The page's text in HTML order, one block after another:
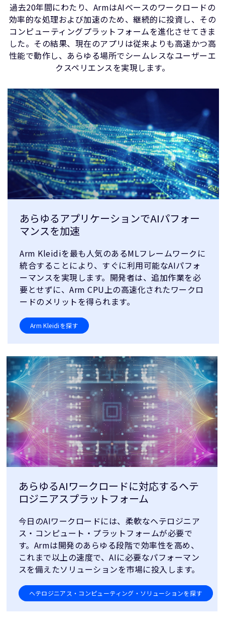
過去20年間にわたり、ArmはAIベースのワークロードの
効率的な処理および加速のため、継続的に投資し、その
コンピューティングプラットフォームを進化させてきま
した。その結果、現在のアプリは従来よりも高速かつ高
性能で動作し、あらゆる場所でシームレスなユーザーエ
クスペリエンスを実現します。
あらゆるアプリケーションでAIパフォー
マンスを加速
Arm Kleidiを最も人気のあるMLフレームワークに
統合することにより、すぐに利用可能なAIパフォ
ーマンスを実現します。開発者は、追加作業を必
要とせずに、Arm CPU上の高速化されたワークロ
ードのメリットを得られます。
Arm Kleidiを探す
あらゆるAIワークロードに対応するヘテ
ロジニアスプラットフォーム
今日のAIワークロードには、柔軟なヘテロジニア
ス・コンピュート・プラットフォームが必要で
す。Armは開発のあらゆる段階で効率性を高め、
これまで以上の速度で、AIに必要なパフォーマン
スを備えたソリューションを市場に投入します。
ヘテロジニアス・コンピューティング・ソリューションを探す